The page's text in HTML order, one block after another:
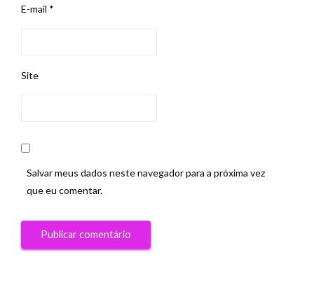
E-mail *
Site
Salvar meus dados neste navegador para a próxima vez
que eu comentar.